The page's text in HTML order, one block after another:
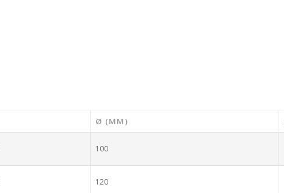
Ø (MM)
100
120